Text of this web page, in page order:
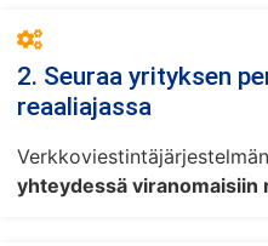
2. Seuraa yrityksen
reaaliajassa
yhteydessä viranomaisiin